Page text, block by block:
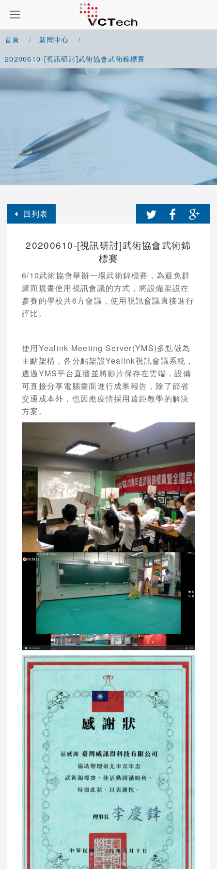
首頁
新聞中心
20200610-[視訊研討]武術協會武術錦標賽
回列表
20200610-[視訊研討]武術協會武術錦
標賽
6/10武術協會舉辦一場武術錦標賽，為避免群
聚而規畫使用視訊會議的方式，將設備架設在
參賽的學校共6方會議，使用視訊會議直接進行
評比。
使用Yealink Meeting Server(YMS)多點做為
主點架構，各分點架設Yealink視訊會議系統，
透過YMS平台直播並將影片保存在雲端，設備
可直接分享電腦畫面進行成果報告，除了節省
交通成本外，也因應疫情採用遠距教學的解決
方案。